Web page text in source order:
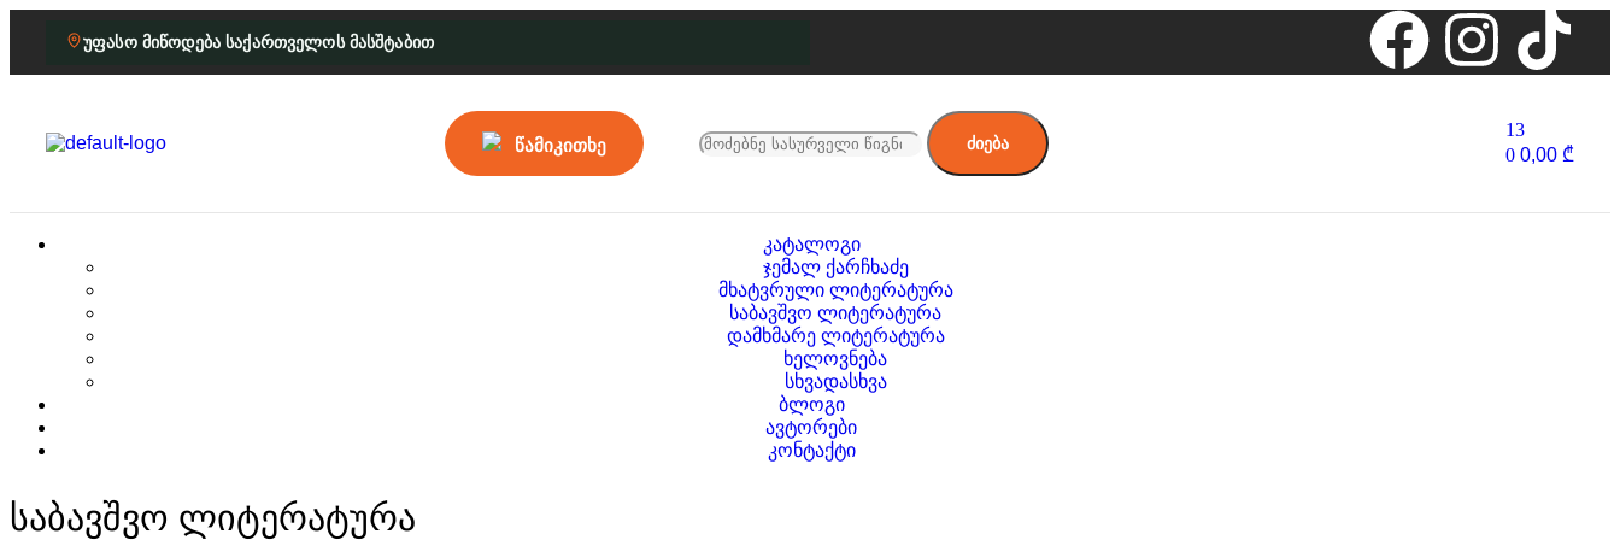
უფასო მიწოდება საქართველოს მასშტაბით
წამიკითხე ძიება
13
0 0,00 ₾
კატალოგი
ჯემალ ქარჩხაძე
მხატვრული ლიტერატურა
საბავშვო ლიტერატურა
დამხმარე ლიტერატურა
ხელოვნება
სხვადასხვა
ბლოგი
ავტორები
კონტაქტი
საბავშვო ლიტერატურა